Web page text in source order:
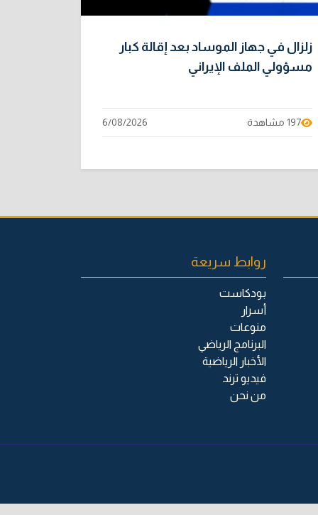
زلزال في جهاز الموساد بعد إقالة كبار
مسؤولي الملف الإيراني
197 مشاهدة 6/08/2026
روابط سريعة
بودكاست
أسرار
منوعات
البرنامج الرياضي
الأخبار الرياضية
فيديو ترند
من نحن